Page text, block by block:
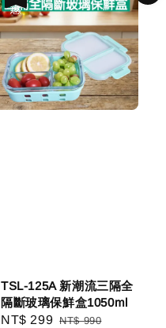
TSL-125A 新潮流三隔全
隔斷玻璃保鮮盒1050ml
Sale
NT$ 299 Regular
NT$ 990